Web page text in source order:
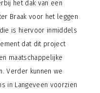
het dak van een
Braak voor het leggen
is hiervoor inmiddels
dat dit project
maatschappelijke
Verder kunnen we
in Langeveen voorzien